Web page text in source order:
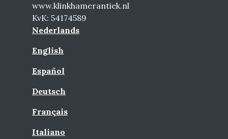
www.klinkhamerantiek.nl
KvK: 54174589
Nederlands
English
Español
Deutsch
Français
Italiano